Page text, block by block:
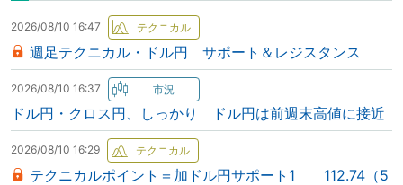
2026/08/10 16:47
週足テクニカル・ドル円 サポート＆レジスタンス
2026/08/10 16:37
ドル円・クロス円、しっかり ドル円は前週末高値に接近
2026/08/10 16:29
テクニカルポイント＝加ドル円サポート1 112.74（5